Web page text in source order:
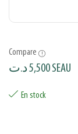
Compare
5,500د.ت SEAU
En stock